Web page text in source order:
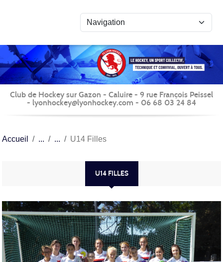
Club de Hockey sur Gazon - Caluire - 9 rue François Peissel
- lyonhockey@lyonhockey.com - 06 68 03 24 84
Accueil U14 Filles
U14 FILLES